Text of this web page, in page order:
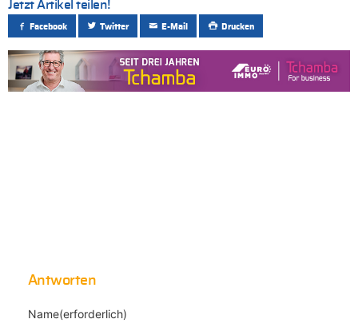
Jetzt Artikel teilen!
Facebook Twitter E-Mail Drucken
Antworten
Name(erforderlich)